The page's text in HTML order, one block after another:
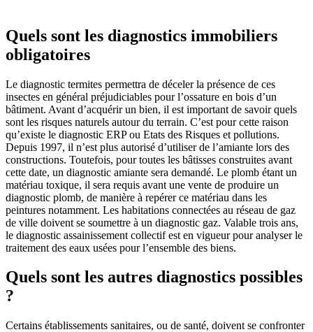
Quels sont les diagnostics immobiliers
obligatoires
Le diagnostic termites permettra de déceler la présence de ces
insectes en général préjudiciables pour l’ossature en bois d’un
bâtiment. Avant d’acquérir un bien, il est important de savoir quels
sont les risques naturels autour du terrain. C’est pour cette raison
qu’existe le diagnostic ERP ou Etats des Risques et pollutions.
Depuis 1997, il n’est plus autorisé d’utiliser de l’amiante lors des
constructions. Toutefois, pour toutes les bâtisses construites avant
cette date, un diagnostic amiante sera demandé. Le plomb étant un
matériau toxique, il sera requis avant une vente de produire un
diagnostic plomb, de manière à repérer ce matériau dans les
peintures notamment. Les habitations connectées au réseau de gaz
de ville doivent se soumettre à un diagnostic gaz. Valable trois ans,
le diagnostic assainissement collectif est en vigueur pour analyser le
traitement des eaux usées pour l’ensemble des biens.
Quels sont les autres diagnostics possibles
?
Certains établissements sanitaires, ou de santé, doivent se confronter